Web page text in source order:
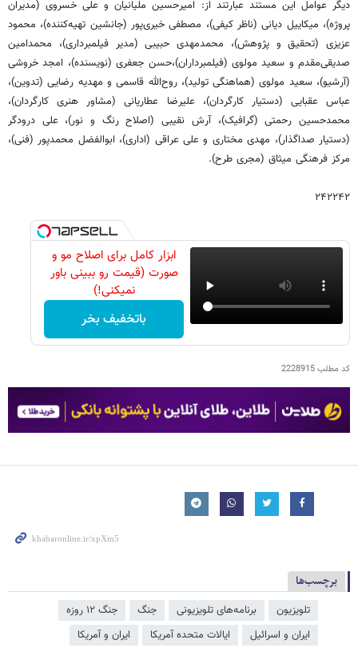
دیگر عوامل این مستند عبارتند از: امیرحسین ملیانیان و علی خسروی (مدیران
پروژه)، میکاییل دیانی (ناظر کیفی)، مصطفی خیری‌پور (جانشین تهیه‌کننده)، محمود
عزیزی (تحقیق و پژوهش)، محمدمهدی حبیبی (مدیر فیلمبرداری)، محمدامین
صدیقی‌مقدم و سعید مولوی (فیلمبرداران)،حسن جعفری (نویسنده)، امجد خروشی
(آرشیو)، سعید مولوی (هماهنگی تولید)، روح‌الله قاسمی و مهدیه رضایی (تدوین)،
عباس عقبایی (دستیار کارگردان)، علیرضا عطاریانی (مشاور هنری کارگردان)،
محمدحسین رحمتی (گرافیک)، آرش نقیبی (اصلاح رنگ و نور)، علی درودگر
(دستیار صداگذار)، مهدی مختاری و علی عراقی (اداری)، ابوالفضل محمدپور (فنی)،
مرکز فرهنگی میثاق (مجری طرح).
۲۴۲۲۴۲
ابزار کامل برای اصلاح مو و
صورت (قیمت رو ببینی باور
نمیکنی!)
باتخفیف بخر
کد مطلب2228915
برچسب‌ها
تلویزیون برنامه‌های تلویزیونی جنگ
جنگ ۱۲ روزه
ایران و اسرائیل
ایالات متحده آمریکا ایران و آمریکا